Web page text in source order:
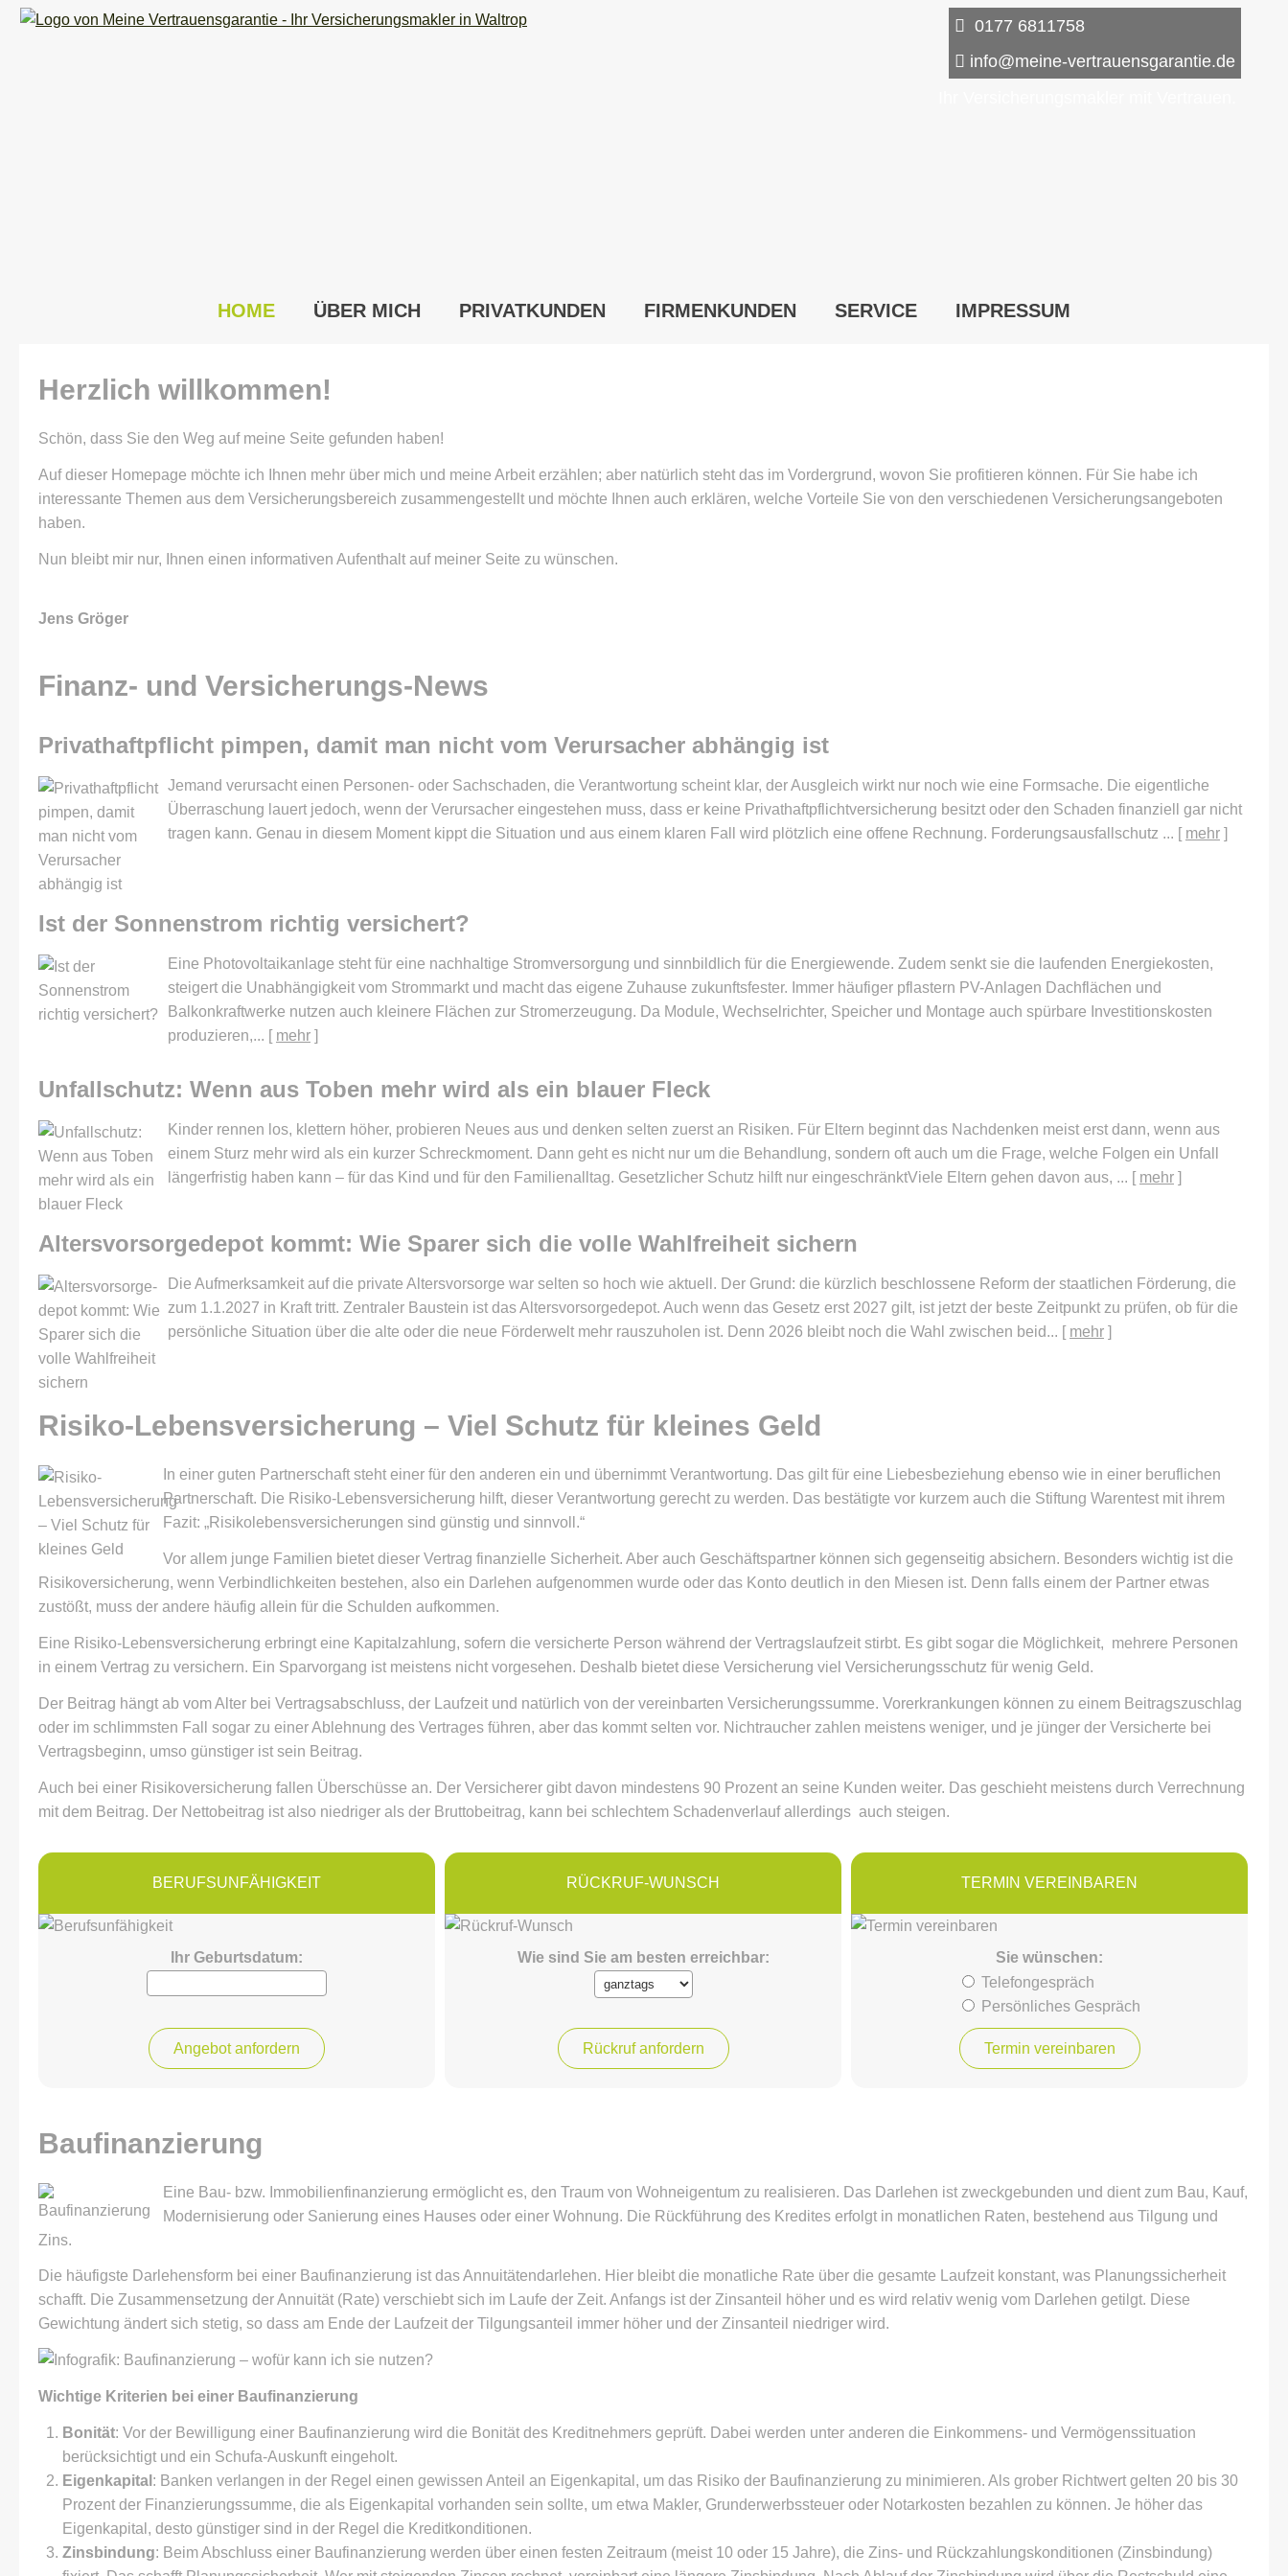
0177 6811758
info@meine-vertrauensgarantie.de
HOME ÜBER MICH PRIVATKUNDEN FIRMENKUNDEN SERVICE IMPRESSUM
Herzlich willkommen!
Schön, dass Sie den Weg auf meine Seite gefunden haben!
Auf dieser Homepage möchte ich Ihnen mehr über mich und meine Arbeit erzählen; aber natürlich steht das im Vordergrund, wovon Sie profitieren können. Für Sie habe ich
interessante Themen aus dem Versicherungsbereich zusammengestellt und möchte Ihnen auch erklären, welche Vorteile Sie von den verschiedenen Versicherungsangeboten
haben.
Nun bleibt mir nur, Ihnen einen informativen Aufenthalt auf meiner Seite zu wün­schen.
Jens Gröger
Finanz- und Versicherungs-News
Privathaftpflicht pimpen, damit man nicht vom Verursacher abhängig ist
Jemand verursacht einen Per­sonen- oder Sachschaden, die Verantwortung scheint klar, der Ausgleich wirkt nur noch wie eine Formsache. Die eigentliche
Überraschung lauert jedoch, wenn der Verursacher eingestehen muss, dass er keine Privathaftpflichtversicherung besitzt oder den Schaden finanziell gar nicht
tragen kann. Genau in diesem Moment kippt die Situation und aus einem klaren Fall wird plötzlich eine offene Rechnung. Forderungsausfallschutz ... [ mehr ]
Ist der Sonnenstrom richtig versichert?
Eine Photovoltaikanlage steht für eine nachhaltige Stromversorgung und sinnbildlich für die Energiewende. Zudem senkt sie die laufenden Energiekosten,
steigert die Unabhängigkeit vom Strommarkt und macht das eigene Zuhause zukunftsfester. Immer häufiger pflastern PV-Anlagen Dachflächen und
Balkonkraftwerke nutzen auch kleinere Flächen zur Stromerzeugung. Da Module, Wechselrichter, Speicher und Montage auch spürbare Investitionskosten
produzieren,... [ mehr ]
Unfallschutz: Wenn aus Toben mehr wird als ein blauer Fleck
Kinder rennen los, klettern höher, probieren Neues aus und denken selten zuerst an Risiken. Für Eltern beginnt das Nachdenken meist erst dann, wenn aus
einem Sturz mehr wird als ein kurzer Schreckmoment. Dann geht es nicht nur um die Behandlung, sondern oft auch um die Frage, welche Folgen ein Unfall
längerfristig haben kann – für das Kind und für den Familienalltag. Gesetzlicher Schutz hilft nur eingeschränktViele Eltern gehen davon aus, ... [ mehr ]
Alters­vorsorge­depot kommt: Wie Sparer sich die volle Wahlfreiheit sichern
Die Aufmerksamkeit auf die private Alters­vorsorge war selten so hoch wie aktuell. Der Grund: die kürzlich beschlossene Reform der staatlichen Förderung, die
zum 1.1.2027 in Kraft tritt. Zentraler Baustein ist das Alters­vorsorgedepot. Auch wenn das Gesetz erst 2027 gilt, ist jetzt der beste Zeitpunkt zu prüfen, ob für die
persönliche Situation über die alte oder die neue Förderwelt mehr rauszuholen ist. Denn 2026 bleibt noch die Wahl zwischen beid... [ mehr ]
Risiko-Lebensversicherung – Viel Schutz für kleines Geld
In einer guten Partnerschaft steht einer für den anderen ein und übernimmt Verantwortung. Das gilt für eine Liebesbeziehung ebenso wie in einer beruflichen
Partnerschaft. Die Risiko-Lebensversicherung hilft, dieser Verantwortung gerecht zu werden. Das bestätigte vor kurzem auch die Stiftung Warentest mit ihrem
Fazit: „Risiko­lebens­ver­si­che­rungen sind günstig und sinnvoll.“
Vor allem junge Familien bietet dieser Vertrag finanzielle Sicherheit. Aber auch Geschäftspartner können sich gegenseitig absichern. Besonders wichtig ist die
Risikoversicherung, wenn Verbindlichkeiten bestehen, also ein Darlehen aufgenommen wurde oder das Konto deutlich in den Miesen ist. Denn falls einem der Partner etwas
zustößt, muss der andere häufig allein für die Schulden aufkommen.
Eine Risiko-Lebensversicherung erbringt eine Kapitalzahlung, sofern die versicherte Person während der Vertragslaufzeit stirbt. Es gibt sogar die Möglichkeit, mehrere Per­sonen
in einem Vertrag zu ver­sichern. Ein Sparvorgang ist meistens nicht vorgesehen. Deshalb bietet diese Versicherung viel Versicherungsschutz für wenig Geld.
Der Beitrag hängt ab vom Alter bei Vertragsabschluss, der Laufzeit und natürlich von der vereinbarten Versicherungssumme. Vorerkrankungen können zu einem Beitragszuschlag
oder im schlimmsten Fall sogar zu einer Ablehnung des Vertrages führen, aber das kommt selten vor. Nichtraucher zahlen meistens weniger, und je jünger der Versicherte bei
Vertragsbeginn, umso günstiger ist sein Beitrag.
Auch bei einer Risikoversicherung fallen Überschüsse an. Der Versicherer gibt davon mindestens 90 Prozent an seine Kunden weiter. Das geschieht meistens durch Verrechnung
mit dem Beitrag. Der Nettobeitrag ist also niedriger als der Bruttobeitrag, kann bei schlechtem Schadenverlauf allerdings auch steigen.
BERUFS­UNFÄHIG­KEIT
Ihr Geburts­datum:
RÜCK­RUF-WUNSCH
Wie sind Sie am besten erreichbar:
TERMIN VER­EIN­BAREN
Sie wün­schen:
Tele­fon­ge­spräch
Persönliches Gespräch
Baufinanzierung
Eine Bau- bzw. Immobilienfinanzierung ermöglicht es, den Traum von Wohneigentum zu realisieren. Das Darlehen ist zweckgebunden und dient zum Bau, Kauf,
Modernisierung oder Sanierung eines Hauses oder einer Wohnung. Die Rückführung des Kredites erfolgt in monatlichen Raten, bestehend aus Tilgung und
Zins.
Die häufigste Darlehensform bei einer Baufinanzierung ist das Annuitätendarlehen. Hier bleibt die monatliche Rate über die gesamte Laufzeit konstant, was Planungssicherheit
schafft. Die Zusammensetzung der Annuität (Rate) verschiebt sich im Laufe der Zeit. Anfangs ist der Zinsanteil höher und es wird relativ wenig vom Darlehen getilgt. Diese
Gewichtung ändert sich stetig, so dass am Ende der Laufzeit der Tilgungsanteil immer höher und der Zinsanteil niedriger wird.
Wichtige Kriterien bei einer Baufinanzierung
Bonität: Vor der Bewilligung einer Baufinanzierung wird die Bonität des Kreditnehmers geprüft. Dabei werden unter anderen die Einkommens- und Vermögenssituation
berücksichtigt und ein Schufa-Auskunft eingeholt.
Eigenkapital : Banken verlangen in der Regel einen gewissen Anteil an Eigenkapital, um das Risiko der Baufinanzierung zu minimieren. Als grober Richtwert gelten 20 bis 30
Prozent der Finanzierungssumme, die als Eigenkapital vorhanden sein sollte, um etwa Makler, Grunderwerbssteuer oder Notarkosten bezahlen zu können. Je höher das
Eigenkapital, desto günstiger sind in der Regel die Kreditkonditionen.
Zinsbindung: Beim Abschluss einer Baufinanzierung werden über einen festen Zeitraum (meist 10 oder 15 Jahre), die Zins- und Rückzahlungskonditionen (Zinsbindung)